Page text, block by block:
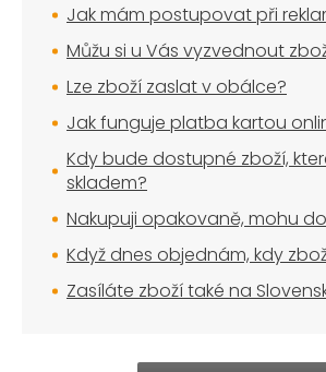
Jak mám postupovat při
Můžu si u Vás vyzvednout
Lze zboží zaslat v obálce?
Jak funguje platba kartou
Kdy bude dostupné zboží,
skladem?
Nakupuji opakovaně, mohu
Když dnes objednám, kdy
Zasíláte zboží také na